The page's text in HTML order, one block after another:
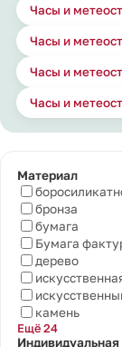
Часы и
Часы и
Часы и
Часы и
Материал
бронза
бумага
Бумага
дерево
камень
Ещё 24
Индивидуальная